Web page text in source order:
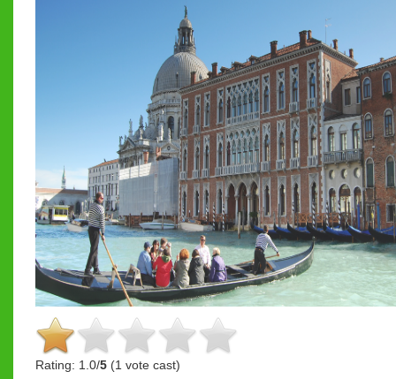
Rating: 1.0/5 (1 vote cast)